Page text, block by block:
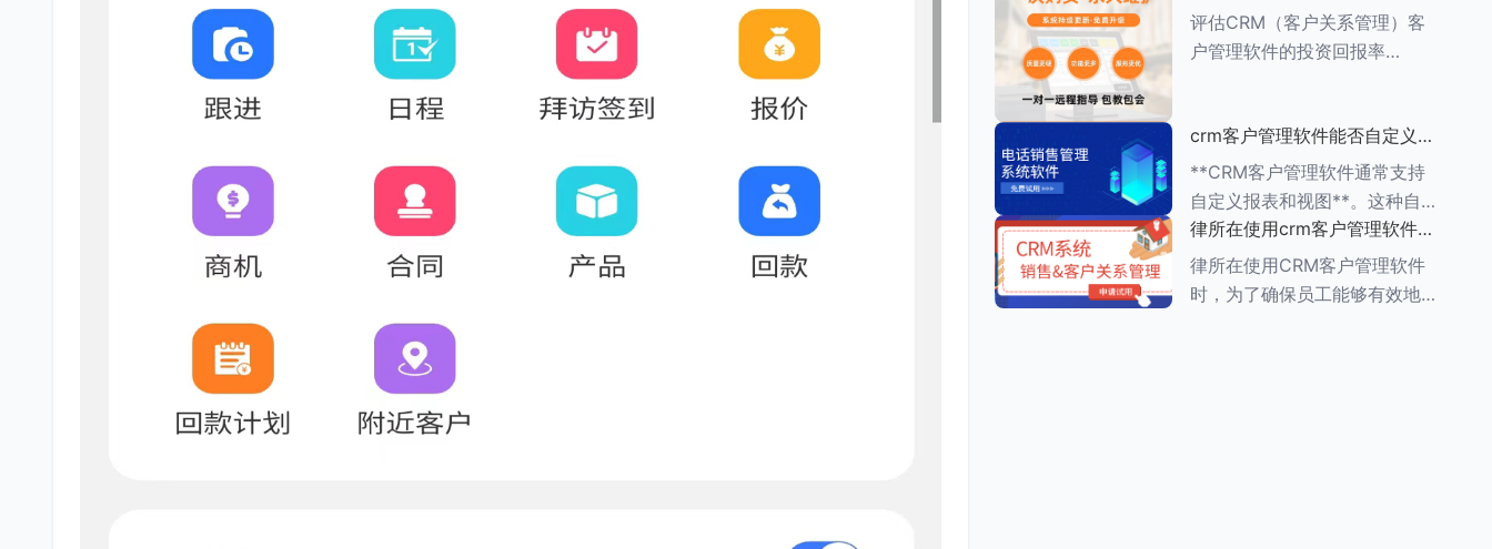
对CRM客户管理软件支持移动
办公的详细阐述： ###一、移
资回报率
评估CRM（客户关系管理）客
户管理软件的投资回报率
实施前后企业多个方面的比较和
分析。以下是一个详细的评估步
骤： ###
crm客户管理软件能否自定义报
表和视图
**CRM客户管理软件通常支持
自定义报表和视图**。这种自定
义功能使得企业能够根据自身的
业务需求，灵活调整和优化
CRM系统的数据展示方式，从
律所在使用crm客户管理软件
时，员工需要接受哪些培训
律所在使用CRM客户管理软件
时，为了确保员工能够有效地利